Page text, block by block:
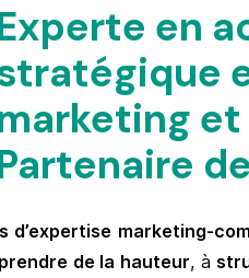
en
d’expertise marketing-
prendre de la hauteur, à